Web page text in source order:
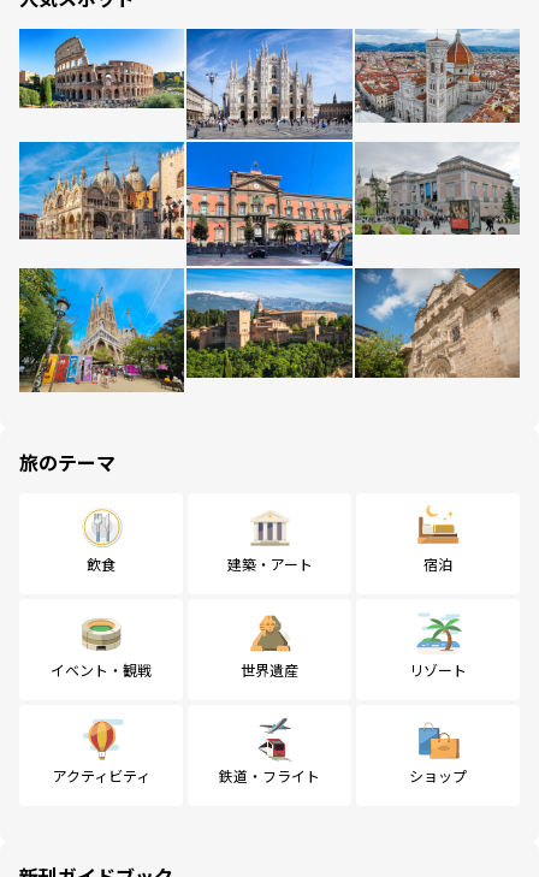
旅のテーマ
飲食 建築・アート 宿泊
イベント・観戦 世界遺産 リゾート
アクティビティ 鉄道・フライト ショップ